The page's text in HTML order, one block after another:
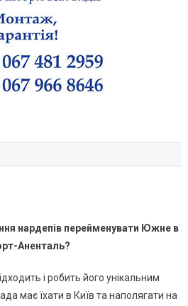
нардепів перейменувати Южне в
Аненталь?
і робить його унікальним
має їхати в Київ та наполягати на